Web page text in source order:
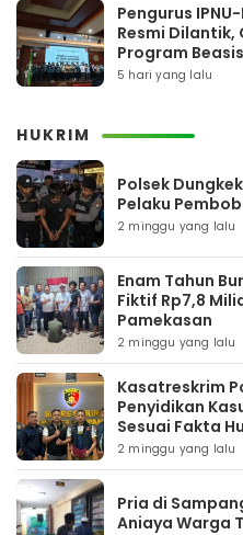
Pengurus
Resmi Dilantik,
Program
5 hari yang lalu
HUKRIM
Polsek
Pelaku
2 minggu yang lalu
Enam Tahun
Fiktif Rp7,8
Pamekasan
2 minggu yang lalu
Kasatreskrim
Penyidikan
Sesuai Fakta
2 minggu yang lalu
Pria di
Aniaya Warga